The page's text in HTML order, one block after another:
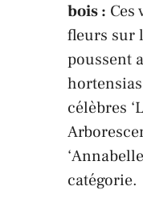
bois : Ces
fleurs sur
poussent
hortensias
célèbres
catégorie.